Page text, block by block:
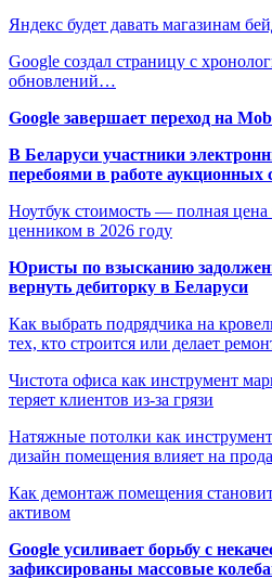
Яндекс будет давать магазинам
Google создал страницу с
обновлений…
Google завершает переход на
В Беларуси участники
перебоями в работе аукционных
Ноутбук стоимость — полная цена
ценником в 2026 году
Юристы по взысканию
вернуть дебиторку в Беларуси
Как выбрать подрядчика на
тех, кто строится или делает
Чистота офиса как инструмент
теряет клиентов из-за грязи
Натяжные потолки как
дизайн помещения влияет на
Как демонтаж помещения
активом
Google усиливает борьбу с
зафиксированы массовые